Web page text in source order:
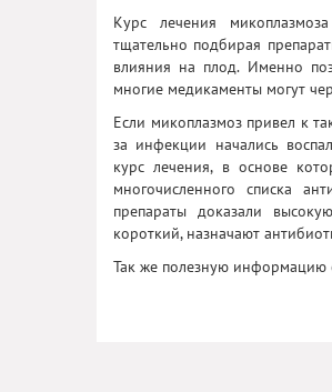
Курс лечения
тщательно подбирая
влияния на плод. Именно
многие медикаменты могут
Если микоплазмоз привел к
за инфекции начались
курс лечения, в основе
многочисленного списка
препараты доказали
короткий, назначают
Так же полезную информацию